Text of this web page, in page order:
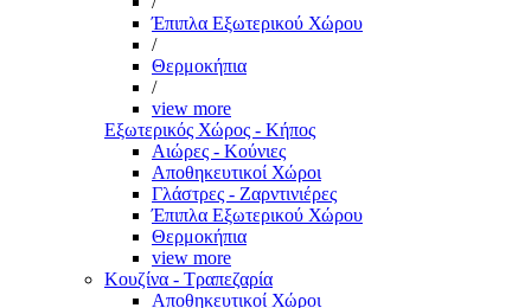
Έπιπλα Εξωτερικού Χώρου
/
Θερμοκήπια
/
view more
Εξωτερικός Χώρος - Κήπος
Αιώρες - Κούνιες
Αποθηκευτικοί Χώροι
Γλάστρες - Ζαρντινιέρες
Έπιπλα Εξωτερικού Χώρου
Θερμοκήπια
view more
Κουζίνα - Τραπεζαρία
Αποθηκευτικοί Χώροι